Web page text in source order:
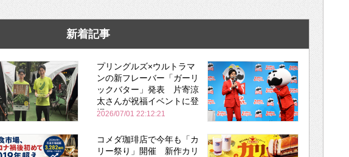
新着記事
プリングルズ×ウルトラマ
ンの新フレーバー「ガーリ
ックバター」発表 片寄涼
太さんが祝福イベントに登
場
2026/07/01 22:12:21
コメダ珈琲店で今年も「カ
リー祭り」開催 新作カリ